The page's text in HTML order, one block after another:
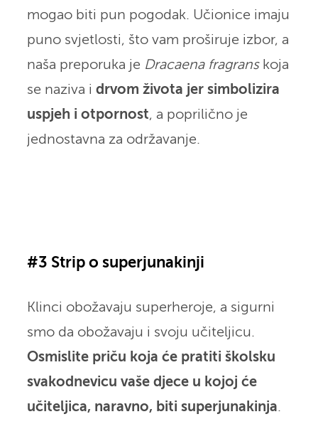
mogao biti pun pogodak. Učionice imaju
puno svjetlosti, što vam proširuje izbor, a
naša preporuka je Dracaena fragrans koja
se naziva i drvom života jer simbolizira
uspjeh i otpornost, a poprilično je
jednostavna za održavanje.
#3 Strip o superjunakinji
Klinci obožavaju superheroje, a sigurni
smo da obožavaju i svoju učiteljicu.
Osmislite priču koja će pratiti školsku
svakodnevicu vaše djece u kojoj će
učiteljica, naravno, biti superjunakinja.